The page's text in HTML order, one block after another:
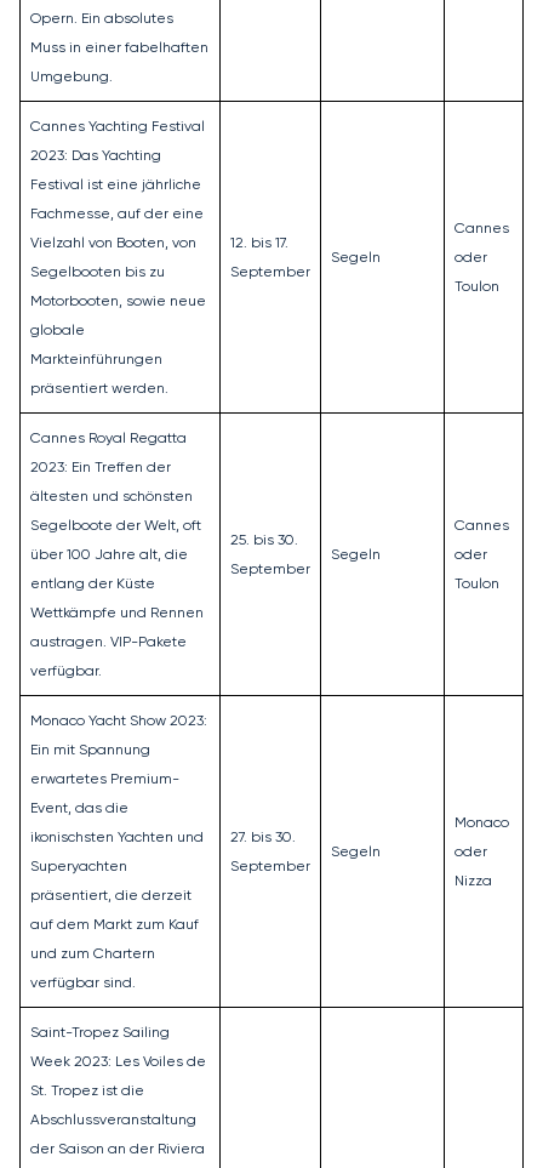
Opern. Ein absolutes
Muss in einer fabelhaften
Umgebung.
Cannes Yachting Festival
2023: Das Yachting
Festival ist eine jährliche
Fachmesse, auf der eine
Vielzahl von Booten, von
Segelbooten bis zu
Motorbooten, sowie neue
globale
Markteinführungen
präsentiert werden.
12. bis 17.
September
Segeln
Cannes
oder
Toulon
Cannes Royal Regatta
2023: Ein Treffen der
ältesten und schönsten
Segelboote der Welt, oft
über 100 Jahre alt, die
entlang der Küste
Wettkämpfe und Rennen
austragen. VIP-Pakete
verfügbar.
25. bis 30.
September
Segeln
Cannes
oder
Toulon
Monaco Yacht Show 2023:
Ein mit Spannung
erwartetes Premium-
Event, das die
ikonischsten Yachten und
Superyachten
präsentiert, die derzeit
auf dem Markt zum Kauf
und zum Chartern
verfügbar sind.
27. bis 30.
September
Segeln
Monaco
oder
Nizza
Saint-Tropez Sailing
Week 2023: Les Voiles de
St. Tropez ist die
Abschlussveranstaltung
der Saison an der Riviera